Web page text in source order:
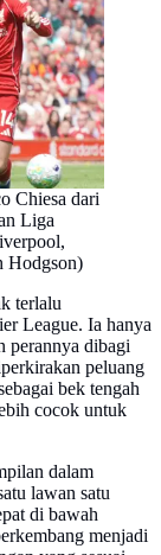
Chiesa dari
Liga
Hodgson)
terlalu
League. Ia hanya
perannya dibagi
peluang
bek tengah
cocok untuk
dalam
lawan satu
di bawah
menjadi